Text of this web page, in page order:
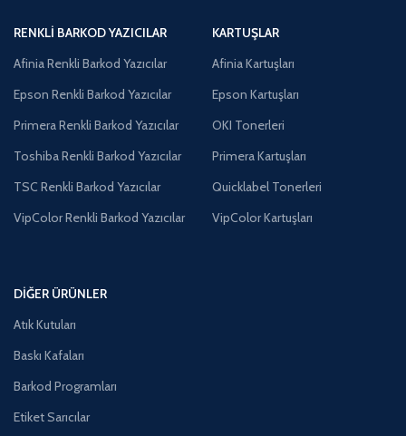
RENKLI BARKOD YAZICILAR
Afinia Renkli Barkod Yazıcılar
Epson Renkli Barkod Yazıcılar
Primera Renkli Barkod Yazıcılar
Toshiba Renkli Barkod Yazıcılar
TSC Renkli Barkod Yazıcılar
VipColor Renkli Barkod Yazıcılar
KARTUŞLAR
Afinia Kartuşları
Epson Kartuşları
OKI Tonerleri
Primera Kartuşları
Quicklabel Tonerleri
VipColor Kartuşları
DIĞER ÜRÜNLER
Atık Kutuları
Baskı Kafaları
Barkod Programları
Etiket Sarıcılar